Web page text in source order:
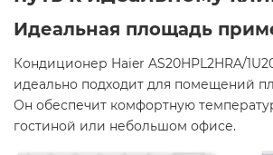
Идеальная площадь
Кондиционер Haier AS20HPL2HRA/
идеально подходит для помещений
Он обеспечит комфортную
гостиной или небольшом офисе.​